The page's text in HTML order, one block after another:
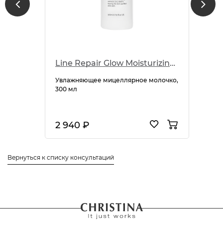
Line Repair Glow Moisturizing Micellar Milk
Увлажняющее мицеллярное молочко,
300 мл
2 940 ₽
Вернуться к списку консультаций